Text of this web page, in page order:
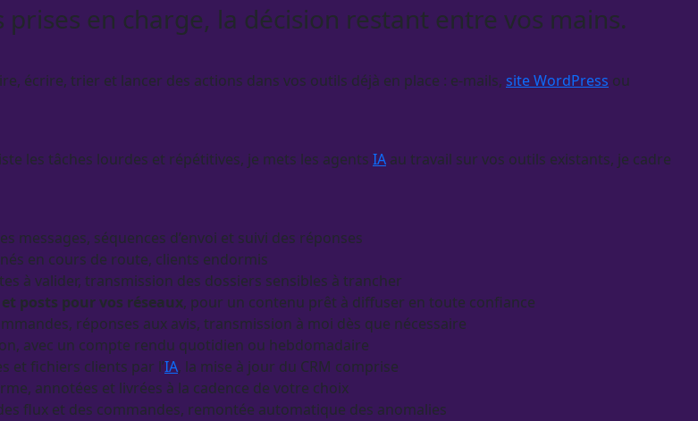
prises en charge, la décision restant entre vos mains.
écrire, trier et lancer des actions dans vos outils déjà en place : e-mails, site WordPress ou
les tâches lourdes et répétitives, je mets les agents IA au travail sur vos outils existants, je cadre
séquences d’envoi et suivi des réponses
en cours de route, clients endormis
à valider, transmission des dossiers sensibles à trancher
posts pour vos réseaux, pour un contenu prêt à diffuser en toute confiance
réponses aux avis, transmission à moi dès que nécessaire
avec un compte rendu quotidien ou hebdomadaire
et fichiers clients par l’IA, la mise à jour du CRM comprise
annotées et livrées à la cadence de votre choix
flux et des commandes, remontée automatique des anomalies